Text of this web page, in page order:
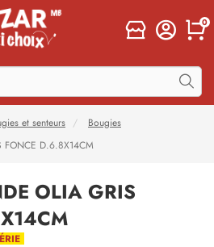
0
et senteurs
Bougies
FONCE D.6.8X14CM
OLIA GRIS